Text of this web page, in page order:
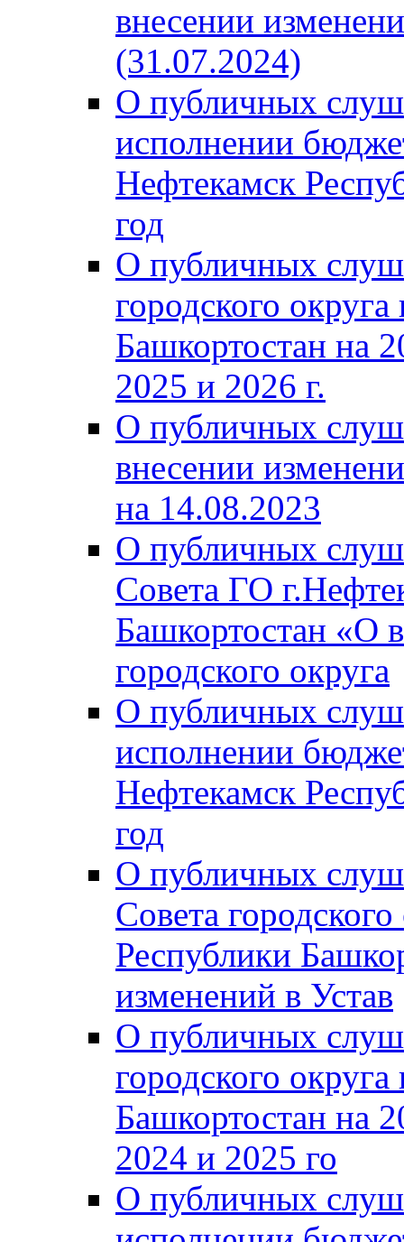
внесении
(31.07.2024)
О публичных
исполнении
Нефтекамск
год
О публичных
городского
Башкортостан на
2025 и 2026 г.
О публичных
внесении
на 14.08.2023
О публичных
Совета ГО
Башкортостан «О
городского округа
О публичных
исполнении
Нефтекамск
год
О публичных
Совета
Республики
изменений в Устав
О публичных
городского
Башкортостан на
2024 и 2025 го
О публичных